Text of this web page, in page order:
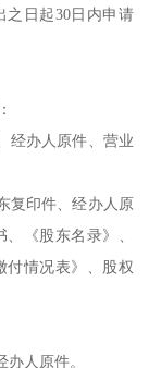
之日起30日内申请
经办人原件、营业
复印件、经办人原
《股东名录》、
付情况表》、股权
人原件。